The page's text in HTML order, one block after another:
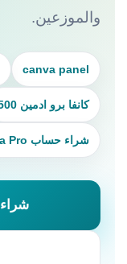
والموزعين.
canva panel
كانفا برو ادمين 500
شراء حساب Canva Pro
شراء Canva Pro Panel الآن